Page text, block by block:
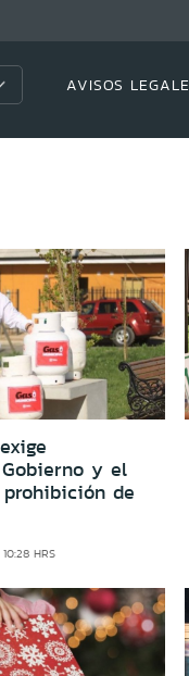
AVISOS
y el
de
HRS